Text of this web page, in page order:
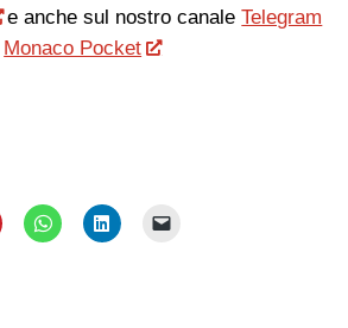
e anche sul nostro canaleTelegram
Monaco Pocket